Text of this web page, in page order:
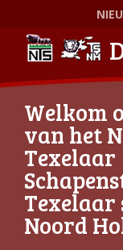
Welkom
van het
Texelaar
Texelaar
Noord